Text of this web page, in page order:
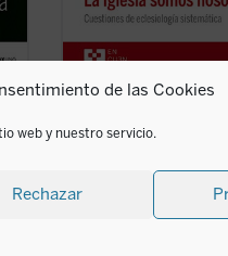
de las Cookies
web y nuestro servicio.
Rechazar
sobre la Iglesia, el
el hombre de nuestro
ficha)